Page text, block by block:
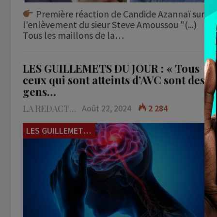
Première réaction de Candide Azannaï sur
l'enlèvement du sieur Steve Amoussou "(...)
Tous les maillons de la…
LES GUILLEMETS DU JOUR : « Tous
ceux qui sont atteints d’AVC sont des
gens…
LA REDACTION Août 22, 2024
2 284
LES GUILLEMETS DU JOUR